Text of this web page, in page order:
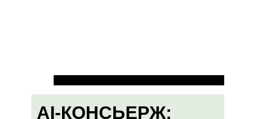
AI-КОНСЬЕРЖ: